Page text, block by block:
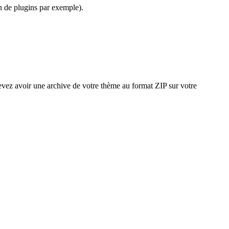
de plugins par exemple).
avoir une archive de votre thème au format ZIP sur votre